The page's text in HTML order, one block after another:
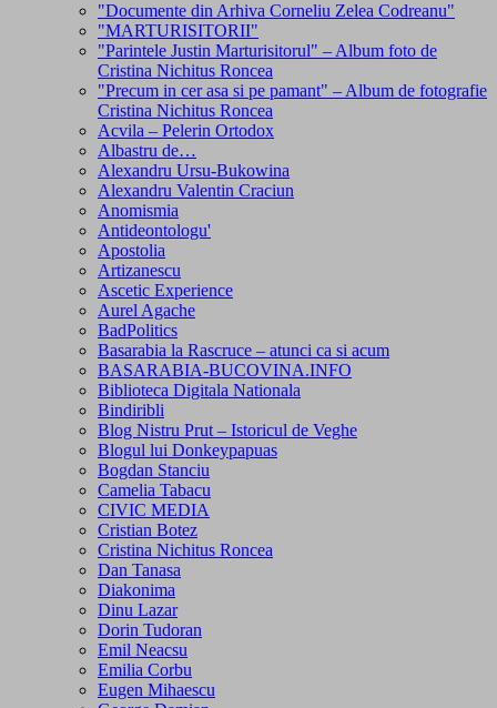
"Documente din Arhiva Corneliu Zelea Codreanu"
"MARTURISITORII"
"Parintele Justin Marturisitorul" – Album foto de
Cristina Nichitus Roncea
"Precum in cer asa si pe pamant" – Album de fotografie
Cristina Nichitus Roncea
Acvila – Pelerin Ortodox
Albastru de…
Alexandru Ursu-Bukowina
Alexandru Valentin Craciun
Anomismia
Antideontologu'
Apostolia
Artizanescu
Ascetic Experience
Aurel Agache
BadPolitics
Basarabia la Rascruce – atunci ca si acum
BASARABIA-BUCOVINA.INFO
Biblioteca Digitala Nationala
Bindiribli
Blog Nistru Prut – Istoricul de Veghe
Blogul lui Donkeypapuas
Bogdan Stanciu
Camelia Tabacu
CIVIC MEDIA
Cristian Botez
Cristina Nichitus Roncea
Dan Tanasa
Diakonima
Dinu Lazar
Dorin Tudoran
Emil Neacsu
Emilia Corbu
Eugen Mihaescu